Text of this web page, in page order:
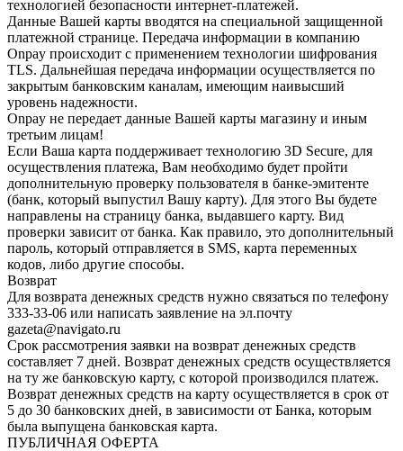
технологией безопасности интернет-платежей.
Данные Вашей карты вводятся на специальной защищенной
платежной странице. Передача информации в компанию
Onpay происходит с применением технологии шифрования
TLS. Дальнейшая передача информации осуществляется по
закрытым банковским каналам, имеющим наивысший
уровень надежности.
Onpay не передает данные Вашей карты магазину и иным
третьим лицам!
Если Ваша карта поддерживает технологию 3D Secure, для
осуществления платежа, Вам необходимо будет пройти
дополнительную проверку пользователя в банке-эмитенте
(банк, который выпустил Вашу карту). Для этого Вы будете
направлены на страницу банка, выдавшего карту. Вид
проверки зависит от банка. Как правило, это дополнительный
пароль, который отправляется в SMS, карта переменных
кодов, либо другие способы.
Возврат
Для возврата денежных средств нужно связаться по телефону
333-33-06 или написать заявление на эл.почту
gazeta@navigato.ru
Срок рассмотрения заявки на возврат денежных средств
составляет 7 дней. Возврат денежных средств осуществляется
на ту же банковскую карту, с которой производился платеж.
Возврат денежных средств на карту осуществляется в срок от
5 до 30 банковских дней, в зависимости от Банка, которым
была выпущена банковская карта.
ПУБЛИЧНАЯ ОФЕРТА